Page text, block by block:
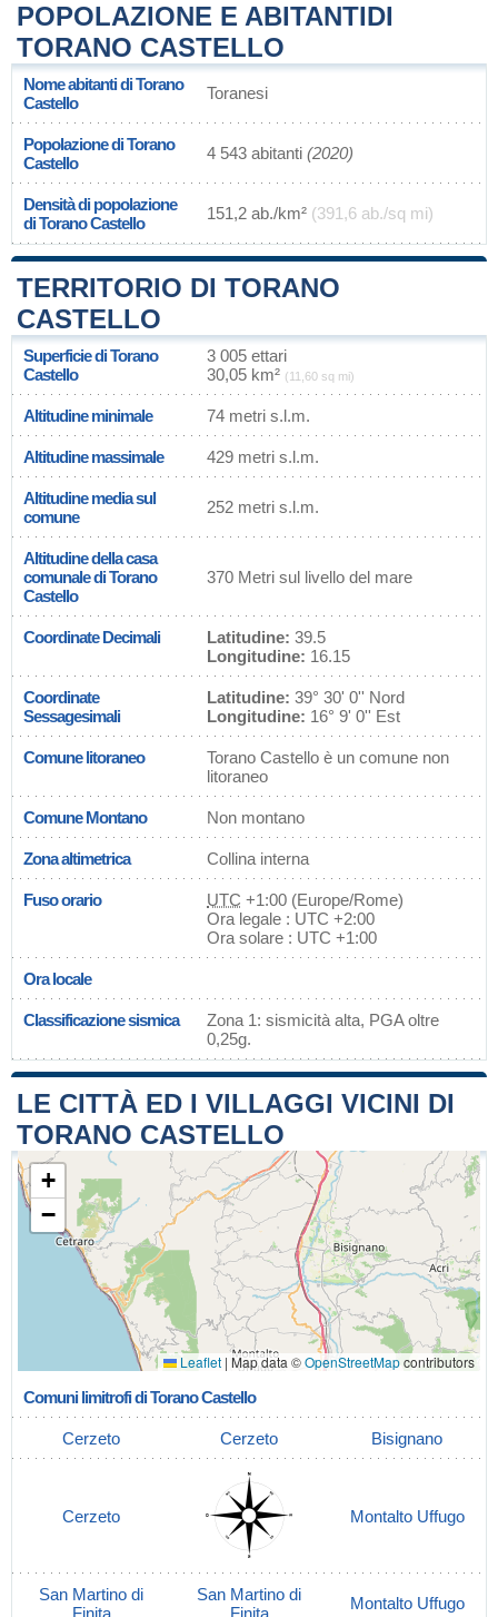
POPOLAZIONE E ABITANTIDI
TORANO CASTELLO
Nome abitanti di Torano
Castello
Toranesi
Popolazione di Torano
Castello
4 543 abitanti (2020)
Densità di popolazione
di Torano Castello
151,2 ab./km² (391,6 ab./sq mi)
TERRITORIO DI TORANO
CASTELLO
Superficie di Torano
Castello
3 005 ettari
30,05 km² (11,60 sq mi)
Altitudine minimale 74 metri s.l.m.
Altitudine massimale 429 metri s.l.m.
Altitudine media sul
comune
252 metri s.l.m.
Altitudine della casa
comunale di Torano
Castello
370 Metri sul livello del mare
Coordinate Decimali Latitudine: 39.5
Longitudine: 16.15
Coordinate
Sessagesimali
Latitudine: 39° 30' 0'' Nord
Longitudine: 16° 9' 0'' Est
Comune litoraneo
Torano Castello è un comune non
litoraneo
Comune Montano Non montano
Zona altimetrica Collina interna
Fuso orario UTC +1:00 (Europe/Rome)
Ora legale : UTC +2:00
Ora solare : UTC +1:00
Ora locale
Classificazione sismica
Zona 1: sismicità alta, PGA oltre
0,25g.
LE CITTÀ ED I VILLAGGI VICINI DI
TORANO CASTELLO
+
−
Leaflet | Map data ©OpenStreetMapcontributors
Comuni limitrofi di Torano Castello
Cerzeto Cerzeto Bisignano
Cerzeto Montalto Uffugo
San Martino di
Finita
San Martino di
Finita
Montalto Uffugo